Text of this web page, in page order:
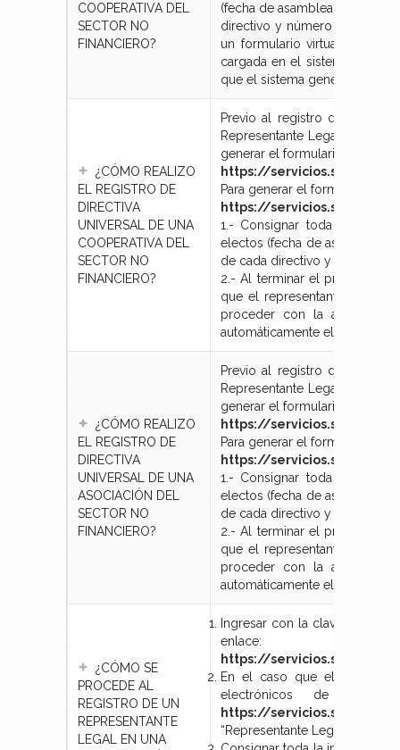
COOPERATIVA DEL
SECTOR NO
FINANCIERO?
(fecha de asamblea general,
directivo y número de
un formulario virtual, una
cargada en el sistema,
que el sistema genere
¿CÓMO REALIZO
EL REGISTRO DE
DIRECTIVA
UNIVERSAL DE UNA
COOPERATIVA DEL
SECTOR NO
FINANCIERO?
Previo al registro de
Representante Legal del
generar el formulario de
https://
Para generar el formulario de
https://
1.- Consignar toda la
electos (fecha de asamblea
de cada directivo y número
2.- Al terminar el proceso en
que el representante legal
proceder con la
automáticamente el
¿CÓMO REALIZO
EL REGISTRO DE
DIRECTIVA
UNIVERSAL DE UNA
ASOCIACIÓN DEL
SECTOR NO
FINANCIERO?
Previo al registro de
Representante Legal del
generar el formulario de
https://
Para generar el formulario de
https://
1.- Consignar toda la
electos (fecha de asamblea
de cada directivo y número
2.- Al terminar el proceso en
que el representante legal
proceder con la
automáticamente el
¿CÓMO SE
PROCEDE AL
REGISTRO DE UN
REPRESENTANTE
LEGAL EN UNA
Ingresar con la clave de
enlace:
https://
En el caso que el
electrónicos de la
https://
“Representante Legal Sector